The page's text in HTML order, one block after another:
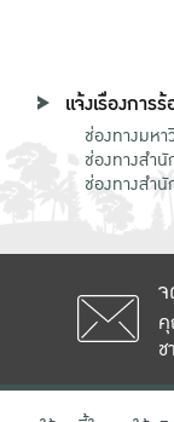
แจ้งเรื่องการ
ช่องทางมห
ช่องทางสำ
ช่องทางสำ